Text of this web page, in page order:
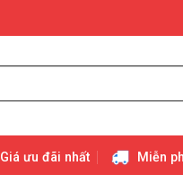
Giá ưu đãi nhất Miễn